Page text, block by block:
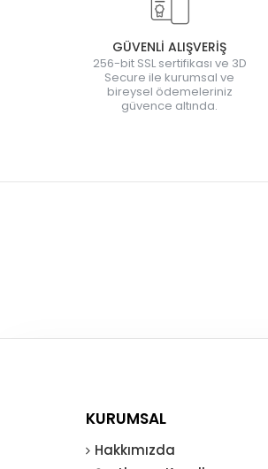
GÜVENLİ ALIŞVERİŞ
256-bit SSL sertifikası ve 3D
Secure ile kurumsal ve
bireysel ödemeleriniz
güvence altında.
KURUMSAL
Hakkımızda